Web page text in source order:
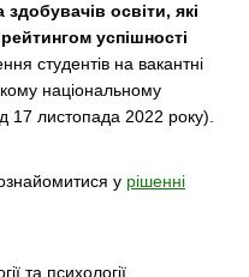
освіти, які
успішності
студентів на вакантні
національному
17 листопада 2022 року).
у рішенні
та психології